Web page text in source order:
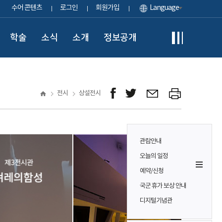
수어 콘텐츠 로그인 회원가입 Language
학술 소식 소개 정보공개
관람안내
오늘의 일정
예약/신청
국군 휴가 보상 안내
디지털기념관
전시 상설전시